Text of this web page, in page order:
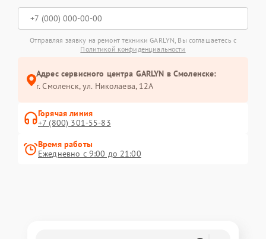
Отправляя заявку на ремонт техники GARLYN, Вы соглашаетесь с
Политикой конфиденциальности
Адрес сервисного центра GARLYN в Смоленске:
г. Смоленск, ул. Николаева, 12А
Горячая линия
+7 (800) 301-55-83
Время работы
Ежедневно с 9:00 до 21:00